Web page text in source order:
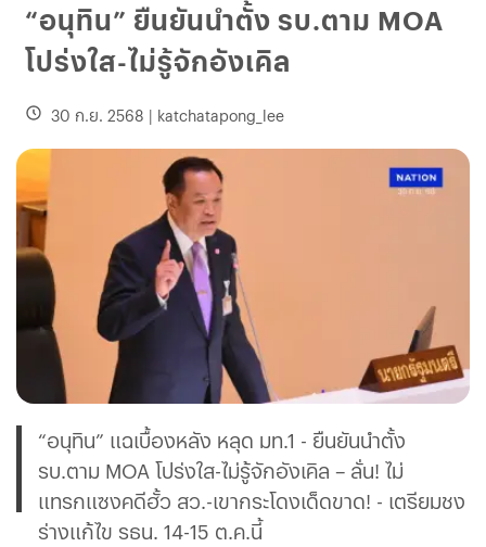
“อนุทิน” ยืนยันนำตั้ง รบ.ตาม MOA
โปร่งใส-ไม่รู้จักอังเคิล
30 ก.ย. 2568 | katchatapong_lee
“อนุทิน” แฉเบื้องหลัง หลุด มท.1 - ยืนยันนำตั้ง
รบ.ตาม MOA โปร่งใส-ไม่รู้จักอังเคิล – ลั่น! ไม่
แทรกแซงคดีฮั้ว สว.-เขากระโดงเด็ดขาด! - เตรียมชง
ร่างแก้ไข รธน. 14-15 ต.ค.นี้